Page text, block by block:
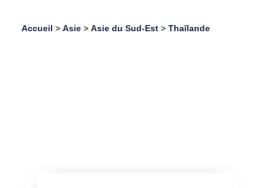
Accueil > Asie > Asie du Sud-Est > Thaïlande